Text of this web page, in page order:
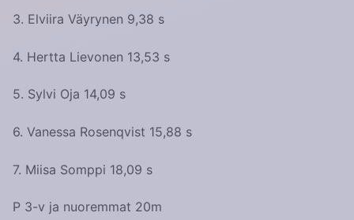
3. Elviira Väyrynen 9,38 s
4. Hertta Lievonen 13,53 s
5. Sylvi Oja 14,09 s
6. Vanessa Rosenqvist 15,88 s
7. Miisa Somppi 18,09 s
P 3-v ja nuoremmat 20m